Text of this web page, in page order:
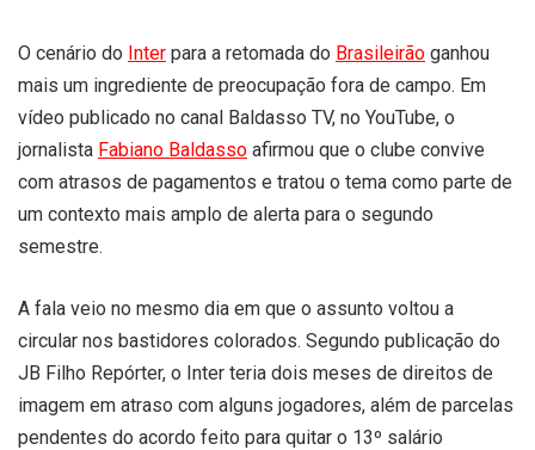
O cenário do Inter para a retomada do Brasileirão ganhou
mais um ingrediente de preocupação fora de campo. Em
vídeo publicado no canal Baldasso TV, no YouTube, o
jornalista Fabiano Baldasso afirmou que o clube convive
com atrasos de pagamentos e tratou o tema como parte de
um contexto mais amplo de alerta para o segundo
semestre.
A fala veio no mesmo dia em que o assunto voltou a
circular nos bastidores colorados. Segundo publicação do
JB Filho Repórter, o Inter teria dois meses de direitos de
imagem em atraso com alguns jogadores, além de parcelas
pendentes do acordo feito para quitar o 13º salário